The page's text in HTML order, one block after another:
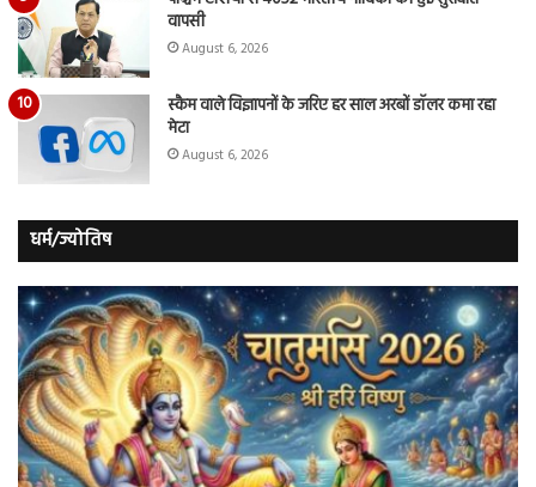
वापसी
August 6, 2026
स्कैम वाले विज्ञापनों के जरिए हर साल अरबों डॉलर कमा रहा
मेटा
August 6, 2026
धर्म/ज्योतिष